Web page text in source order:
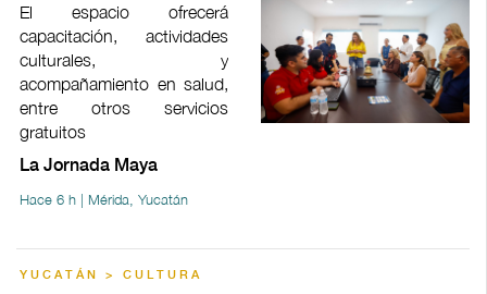
El espacio ofrecerá
capacitación, actividades
culturales, y
acompañamiento en salud,
entre otros servicios
gratuitos
La Jornada Maya
Hace 6 h | Mérida, Yucatán
YUCATÁN > CULTURA